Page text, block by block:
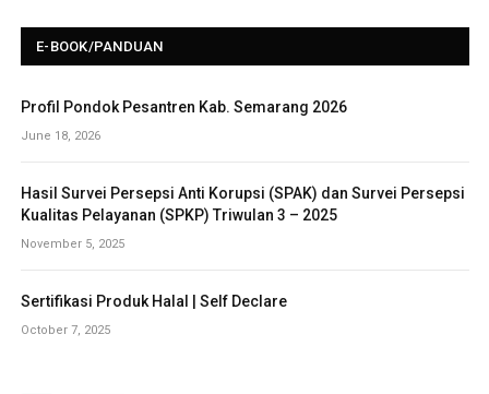
E-BOOK/PANDUAN
Profil Pondok Pesantren Kab. Semarang 2026
June 18, 2026
Hasil Survei Persepsi Anti Korupsi (SPAK) dan Survei Persepsi
Kualitas Pelayanan (SPKP) Triwulan 3 – 2025
November 5, 2025
Sertifikasi Produk Halal | Self Declare
October 7, 2025